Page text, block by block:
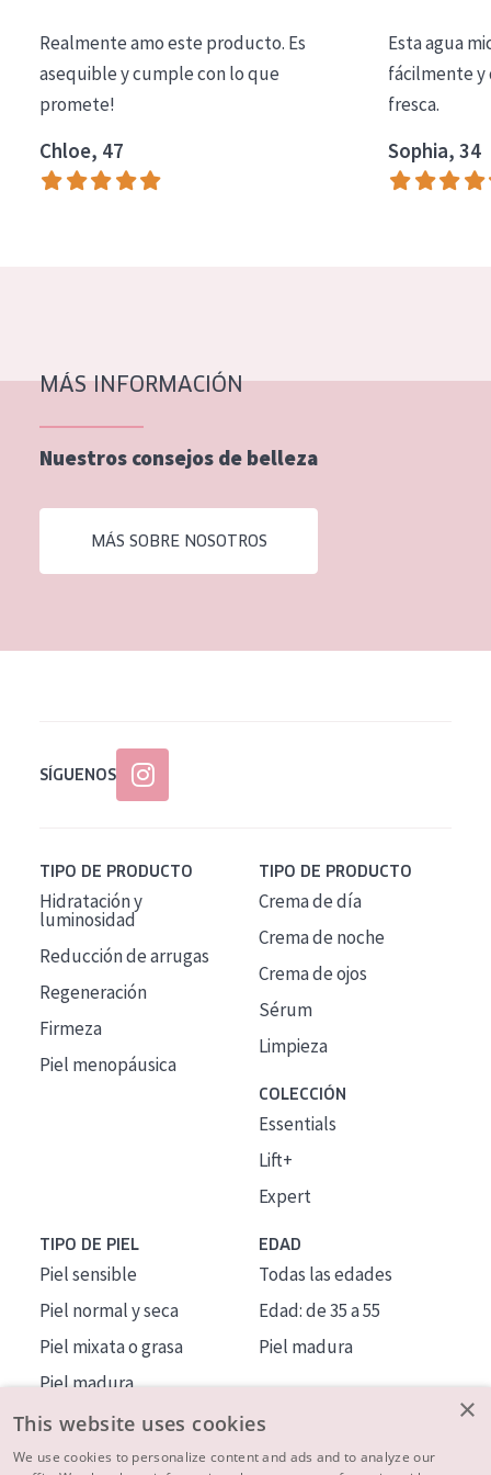
Essentials
Lift+
Expert
Piel madura
Piel menopáusica
EDAD
Realmente amo este producto. Es
asequible y cumple con lo que
promete!
Chloe, 47
Esta agua
fácilmente y
fresca.
Sophia, 34
MÁS INFORMACIÓN
Nuestros consejos de belleza
MÁS SOBRE NOSOTROS
SÍGUENOS
TIPO DE PRODUCTO
Hidratación y
luminosidad
Reducción de arrugas
Regeneración
Firmeza
Piel menopáusica
TIPO DE PRODUCTO
Crema de día
Crema de noche
Crema de ojos
Sérum
Limpieza
COLECCIÓN
Essentials
Lift+
Expert
TIPO DE PIEL
Piel sensible
Piel normal y seca
Piel mixata o grasa
Piel madura
Piel expuesta al sol
Piel menopáusica
EDAD
Todas las edades
Edad: de 35 a 55
Piel madura
×
This website uses cookies
We use cookies to personalize content and ads and to analyze our